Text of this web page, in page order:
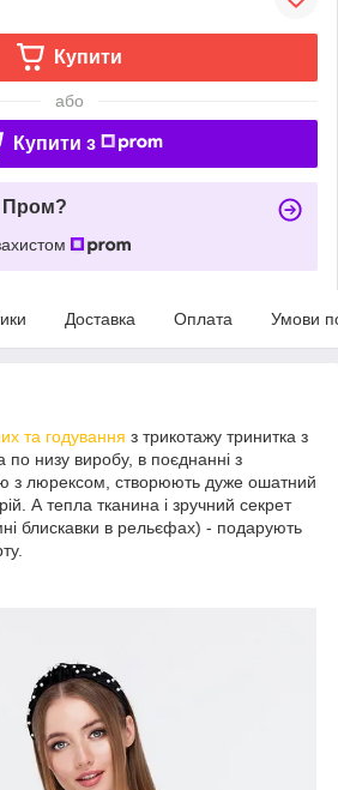
Купити
або
Купити з
Пром?
Доставка Оплата Умови
та годування з трикотажу тринитка з
низу виробу, в поєднанні з
з люрексом, створюють дуже ошатний
А тепла тканина і зручний секрет
блискавки в рельєфах) - подарують